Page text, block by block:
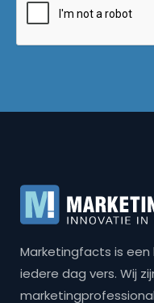
Marketingfacts is
iedere dag vers. Wij